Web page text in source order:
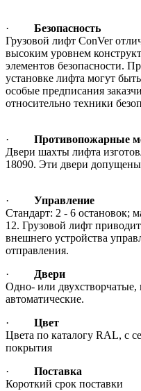
· Безопасность
Грузовой лифт ConVer
высоким уровнем
элементов безопасности.
установке лифта могут
особые предписания
относительно техники
· Противопожарные
Двери шахты лифта
18090. Эти двери
· Управление
Стандарт: 2 - 6 остановок;
12. Грузовой лифт
внешнего устройства
отправления.
·
Двери
Одно- или двухстворчатые,
автоматические.
· Цвет
Цвета по каталогу RAL, с
покрытия
· Поставка
Короткий срок поставки